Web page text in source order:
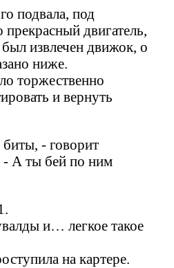
подвала, под
двигатель,
извлечен движок, о
ниже.
торжественно
и вернуть
- говорит
А ты бей по ним
и… легкое такое
на картере.